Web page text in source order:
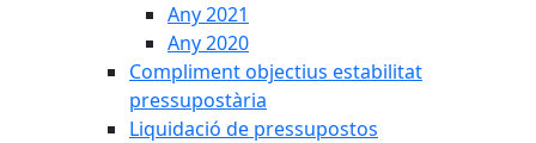
Any 2021
Any 2020
Compliment objectius estabilitat
pressupostària
Liquidació de pressupostos